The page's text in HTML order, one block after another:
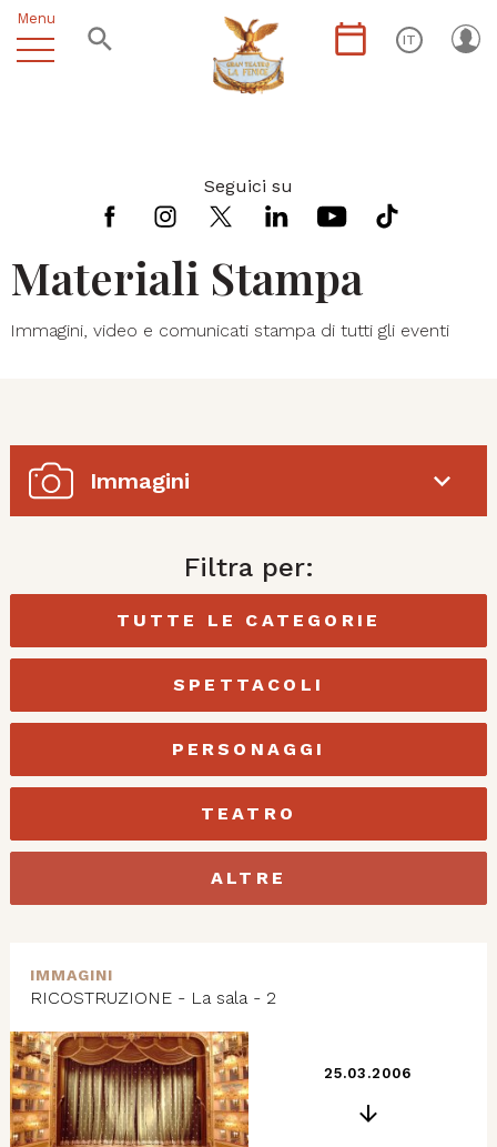
Menu
IT
Seguici su
Materiali Stampa
Immagini, video e comunicati stampa di tutti gli eventi
Immagini
Filtra per:
TUTTE LE CATEGORIE
SPETTACOLI
PERSONAGGI
TEATRO
ALTRE
IMMAGINI
RICOSTRUZIONE - La sala - 2
25.03.2006